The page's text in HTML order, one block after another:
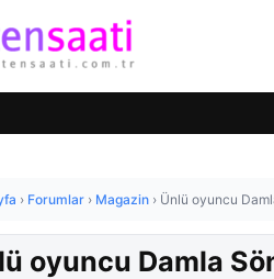
› Forumlar › Magazin › Ünlü oyuncu
oyuncu Damla